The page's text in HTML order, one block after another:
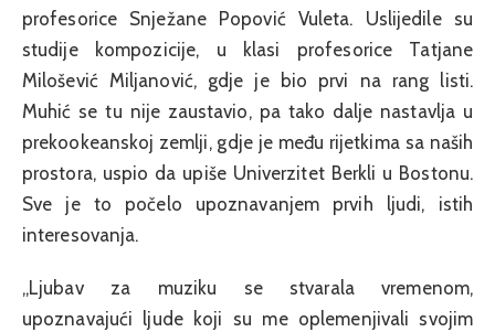
profesorice Snježane Popović Vuleta. Uslijedile su
studije kompozicije, u klasi profesorice Tatjane
Milošević Miljanović, gdje je bio prvi na rang listi.
Muhić se tu nije zaustavio, pa tako dalje nastavlja u
prekookeanskoj zemlji, gdje je među rijetkima sa naših
prostora, uspio da upiše Univerzitet Berkli u Bostonu.
Sve je to počelo upoznavanjem prvih ljudi, istih
interesovanja.
„Ljubav za muziku se stvarala vremenom,
upoznavajući ljude koji su me oplemenjivali svojim